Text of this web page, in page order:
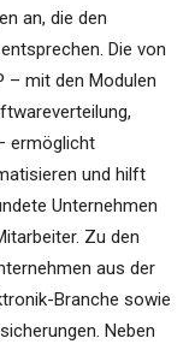
an, die den
Die von
– mit den Modulen
ermöglicht
und hilft
Unternehmen
Zu den
aus der
Branche sowie
Neben